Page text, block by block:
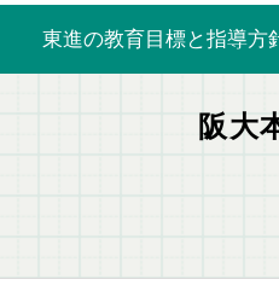
東進の教育目標と指導方
阪大